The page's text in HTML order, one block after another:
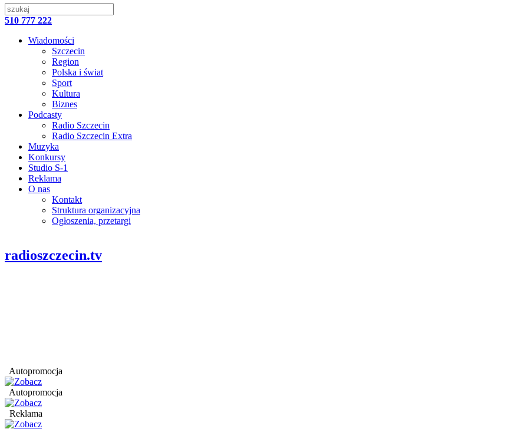
510 777 222
Wiadomości
Szczecin
Region
Polska i świat
Sport
Kultura
Biznes
Podcasty
Radio Szczecin
Radio Szczecin Extra
Muzyka
Konkursy
Studio S-1
Reklama
O nas
Kontakt
Struktura organizacyjna
Ogłoszenia, przetargi
radioszczecin.tv
Autopromocja
Autopromocja
Reklama